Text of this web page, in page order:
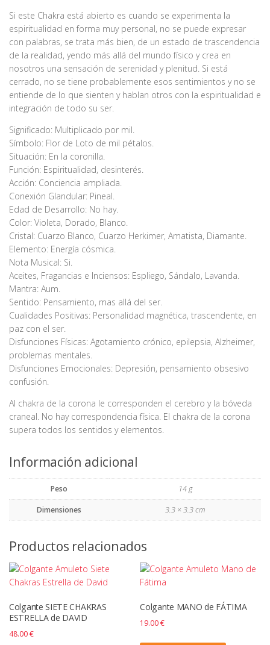
Si este Chakra está abierto es cuando se experimenta la
espiritualidad en forma muy personal, no se puede expresar
con palabras, se trata más bien, de un estado de trascendencia
de la realidad, yendo más allá del mundo físico y crea en
nosotros una sensación de serenidad y plenitud. Si está
cerrado, no se tiene probablemente esos sentimientos y no se
entiende de lo que sienten y hablan otros con la espiritualidad e
integración de todo su ser.
Significado: Multiplicado por mil.
Símbolo: Flor de Loto de mil pétalos.
Situación: En la coronilla.
Función: Espiritualidad, desinterés.
Acción: Conciencia ampliada.
Conexión Glandular: Pineal.
Edad de Desarrollo: No hay.
Color: Violeta, Dorado, Blanco.
Cristal: Cuarzo Blanco, Cuarzo Herkimer, Amatista, Diamante.
Elemento: Energía cósmica.
Nota Musical: Si.
Aceites, Fragancias e Inciensos: Espliego, Sándalo, Lavanda.
Mantra: Aum.
Sentido: Pensamiento, mas allá del ser.
Cualidades Positivas: Personalidad magnética, trascendente, en
paz con el ser.
Disfunciones Físicas: Agotamiento crónico, epilepsia, Alzheimer,
problemas mentales.
Disfunciones Emocionales: Depresión, pensamiento obsesivo
confusión.
Al chakra de la corona le corresponden el cerebro y la bóveda
craneal. No hay correspondencia física. El chakra de la corona
supera todos los sentidos y elementos.
Información adicional
Peso 14 g
Dimensiones 3.3 × 3.3 cm
Productos relacionados
Colgante SIETE CHAKRAS
ESTRELLA de DAVID
48.00€
Colgante MANO de FÁTIMA
19.00€